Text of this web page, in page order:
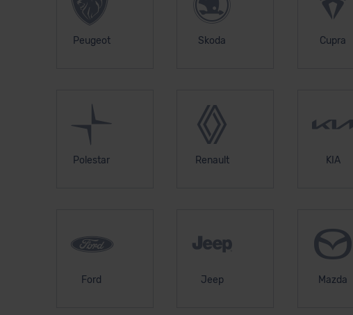
Peugeot Skoda Cupra
Polestar Renault KIA
Ford Jeep Mazda